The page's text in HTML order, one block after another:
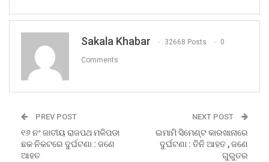
Sakala Khabar 32668 Posts 0
Comments
PREV POST
୧୬ ନଂ ଜାତୀୟ ରାଜପଥ ମଳିପଡା
ଛକ ନିକଟରେ ଦୁର୍ଘଟଣା : ଜଣେ
ଆହତ
NEXT POST
ଇମାମି ସିମେଣ୍ଟ କାରଖାନାରେ
ଦୁର୍ଘଟଣା : ତିନି ଆହତ , ଜଣେ
ଗୁରୁତର